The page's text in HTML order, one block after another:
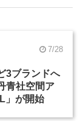
7/28
3ブランドへ
青社空間ア
」が開始